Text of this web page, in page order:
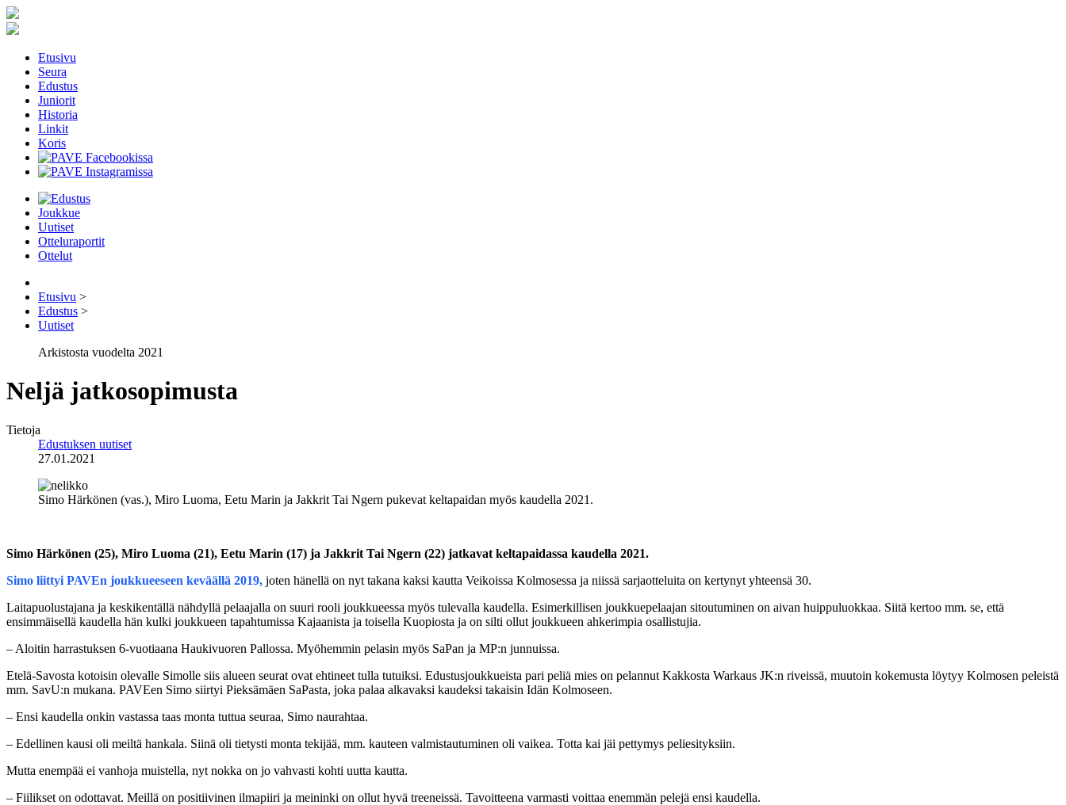
Etusivu
Seura
Edustus
Juniorit
Historia
Linkit
Koris
Joukkue
Uutiset
Otteluraportit
Ottelut
Etusivu >
Edustus >
Uutiset
Arkistosta vuodelta 2021
Neljä jatkosopimusta
Tietoja
Edustuksen uutiset
27.01.2021
Simo Härkönen (vas.), Miro Luoma, Eetu Marin ja Jakkrit Tai Ngern pukevat keltapaidan myös kaudella 2021.
Simo Härkönen (25), Miro Luoma (21), Eetu Marin (17) ja Jakkrit Tai Ngern (22) jatkavat keltapaidassa kaudella 2021.
Simo liittyi PAVEn joukkueeseen keväällä 2019, joten hänellä on nyt takana kaksi kautta Veikoissa Kolmosessa ja niissä sarjaotteluita on kertynyt yhteensä 30.
Laitapuolustajana ja keskikentällä nähdyllä pelaajalla on suuri rooli joukkueessa myös tulevalla kaudella. Esimerkillisen joukkuepelaajan sitoutuminen on aivan huippuluokkaa. Siitä kertoo mm. se, että
ensimmäisellä kaudella hän kulki joukkueen tapahtumissa Kajaanista ja toisella Kuopiosta ja on silti ollut joukkueen ahkerimpia osallistujia.
– Aloitin harrastuksen 6-vuotiaana Haukivuoren Pallossa. Myöhemmin pelasin myös SaPan ja MP:n junnuissa.
Etelä-Savosta kotoisin olevalle Simolle siis alueen seurat ovat ehtineet tulla tutuiksi. Edustusjoukkueista pari peliä mies on pelannut Kakkosta Warkaus JK:n riveissä, muutoin kokemusta löytyy Kolmosen peleistä
mm. SavU:n mukana. PAVEen Simo siirtyi Pieksämäen SaPasta, joka palaa alkavaksi kaudeksi takaisin Idän Kolmoseen.
– Ensi kaudella onkin vastassa taas monta tuttua seuraa, Simo naurahtaa.
– Edellinen kausi oli meiltä hankala. Siinä oli tietysti monta tekijää, mm. kauteen valmistautuminen oli vaikea. Totta kai jäi pettymys peliesityksiin.
Mutta enempää ei vanhoja muistella, nyt nokka on jo vahvasti kohti uutta kautta.
– Fiilikset on odottavat. Meillä on positiivinen ilmapiiri ja meininki on ollut hyvä treeneissä. Tavoitteena varmasti voittaa enemmän pelejä ensi kaudella.